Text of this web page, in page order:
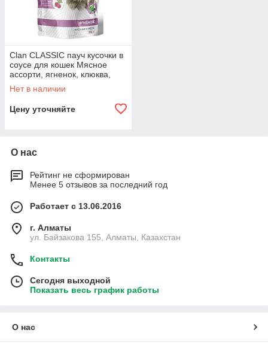
Clan CLASSIC пауч кусочки в
соусе для кошек Мясное
ассорти, ягненок, клюква,
горох 85гр
Нет в наличии
Цену уточняйте
О нас
Рейтинг не сформирован
Менее 5 отзывов за последний год
Работает с 13.06.2016
г. Алматы
ул. Байзакова 155, Алматы, Казахстан
Контакты
Сегодня выходной
Показать весь график работы
О нас